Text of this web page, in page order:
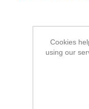
Cookies
using our